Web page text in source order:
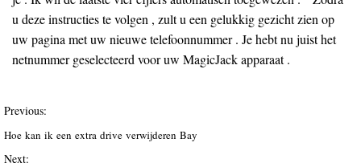
u deze instructies te volgen , zult u een gelukkig gezicht zien op
uw pagina met uw nieuwe telefoonnummer . Je hebt nu juist het
netnummer geselecteerd voor uw MagicJack apparaat .
Previous:
Hoe kan ik een extra drive verwijderen Bay
Next: